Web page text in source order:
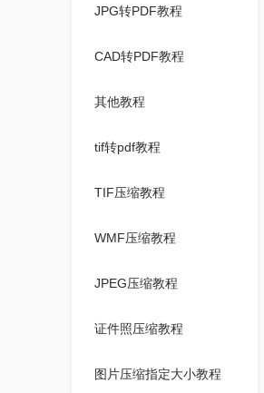
JPG转PDF教程
CAD转PDF教程
其他教程
tif转pdf教程
TIF压缩教程
WMF压缩教程
JPEG压缩教程
证件照压缩教程
图片压缩指定大小教程